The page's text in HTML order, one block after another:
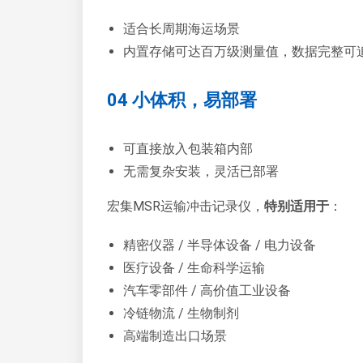
适合长周期海运场景
内置存储可达百万级测量值，数据完整可
04 小体积，易部署
可直接放入包装箱内部
无需复杂安装，灵活已部署
宏集MSR运输冲击记录仪， 特别适用于 ：
精密仪器 / 半导体设备 / 电力设备
医疗设备 / 生命科学运输
汽车零部件 / 高价值工业设备
冷链物流 / 生物制剂
高端制造出口场景